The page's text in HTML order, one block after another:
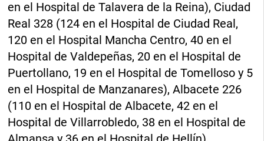
en el Hospital de Talavera de la Reina), Ciudad
Real 328 (124 en el Hospital de Ciudad Real,
120 en el Hospital Mancha Centro, 40 en el
Hospital de Valdepeñas, 20 en el Hospital de
Puertollano, 19 en el Hospital de Tomelloso y 5
en el Hospital de Manzanares), Albacete 226
(110 en el Hospital de Albacete, 42 en el
Hospital de Villarrobledo, 38 en el Hospital de